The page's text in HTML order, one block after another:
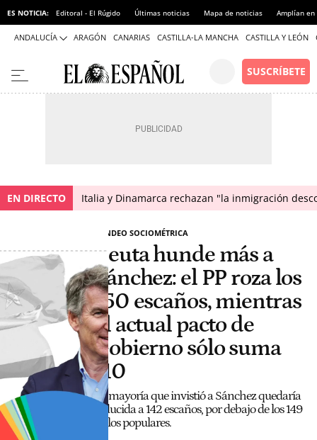
ES NOTICIA: Editoral - El Rúgido Últimas noticias Mapa de noticias Amplían
ANDALUCÍA ARAGÓN CANARIAS CASTILLA-LA MANCHA CASTILLA Y LEÓN
EN DIRECTO Italia y Dinamarca rechazan "la inmigración
SONDEO SOCIOMÉTRICA
Ceuta hunde más a
Sánchez: el PP roza los
150 escaños, mientras
el actual pacto de
Gobierno sólo suma
110
La mayoría que invistió a Sánchez quedaría
reducida a 142 escaños, por debajo de los 149
de los populares.